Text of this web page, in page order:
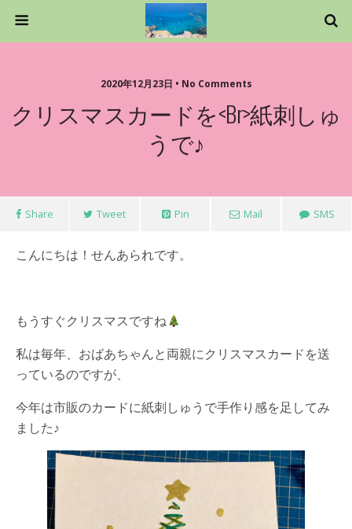
2020年12月23日 • No Comments
クリスマスカードを<br>紙刺しゅ
うで♪
Share Tweet Pin Mail SMS
こんにちは！せんあられです。
もうすぐクリスマスですね
私は毎年、おばあちゃんと両親にクリスマスカードを送
っているのですが、
今年は市販のカードに紙刺しゅうで手作り感を足してみ
ました♪